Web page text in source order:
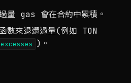
量 gas 會在合約中累積。
數來退還過量(例如 TON
)。